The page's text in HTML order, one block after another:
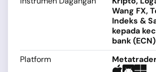
Wang FX,
Indeks &
kepada
bank (ECN)
Platform